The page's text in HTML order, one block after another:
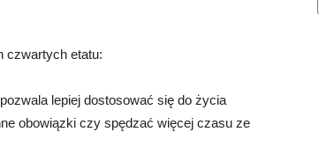
czwartych etatu:
lepiej dostosować się do życia
obowiązki czy spędzać więcej czasu ze